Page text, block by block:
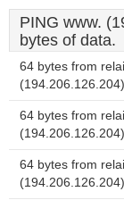
PING www.
bytes of data.
64 bytes from
64 bytes from
64 bytes from